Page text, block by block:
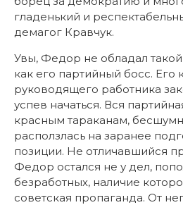
гладенький и
демагог Кравчук.
Увы, Федор не обладал
как его партийный босс. Его
руководящего работника
успев начаться. Вся
красным тараканам,
расползлась на заранее
позиции. Не отличавшийся
Федор остался не у дел,
безработных, наличие
советская пропаганда. От